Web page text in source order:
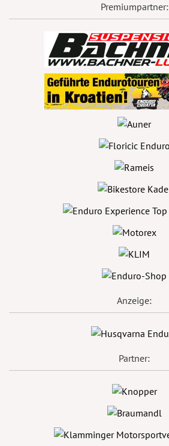
Premiumpartner:
Anzeige:
Partner: